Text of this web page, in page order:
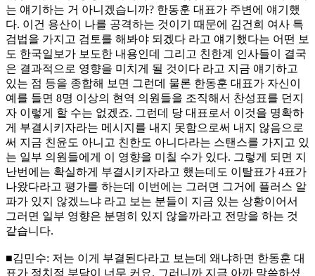
는 얘기하는 거 아니겠습니까? 한동훈 대표가 주변에 얘기했
다. 이건 용산이 나를 공격하는 것이기 때문에 김건희 여사 특
검법을 가지고 검토를 해봐야 되겠다 라고 얘기했다는 어떤 보
도 한국일보가 보도한 내용인데 그리고 친한계 인사들이 결국
은 결과적으로 영향을 미치게 될 것이다 라고 지금 얘기하고
있는 점 등을 종합해 보면 그런데 물론 한동훈 대표가 자신이
예를 들면 8명 이상의 현역 의원들을 조직해서 찬성표를 던지
자 이렇게 할 수는 없겠죠. 그런데 당 대표로서 이것을 명확하
게 부결시키자라는 메시지를 내지 못함으로써 내지 않음으로
써 지금 친윤도 아니고 친한도 아니다라는 스탠스를 가지고 있
는 일부 의원들에게 이 영향을 미칠 수가 있다. 그렇게 되면 지
난번에는 확실하게 부결시키자라고 했는데도 이탈표가 4표가
나왔다라고 평가를 하는데 이번에는 그러면 그거에 플러스 알
파가 있지 않겠느냐 라고 보는 분들이 지금 있는 상황이어서
그러면 일부 영향은 분명히 있지 않을까라고 전망을 하는 것
같습니다.
■김민수: 저는 이게 부결된다라고 보는데 왜냐하면 한동훈 대
표가 정치적 부담이 너무 커요. 그러니까 지금 아까 말씀하셨